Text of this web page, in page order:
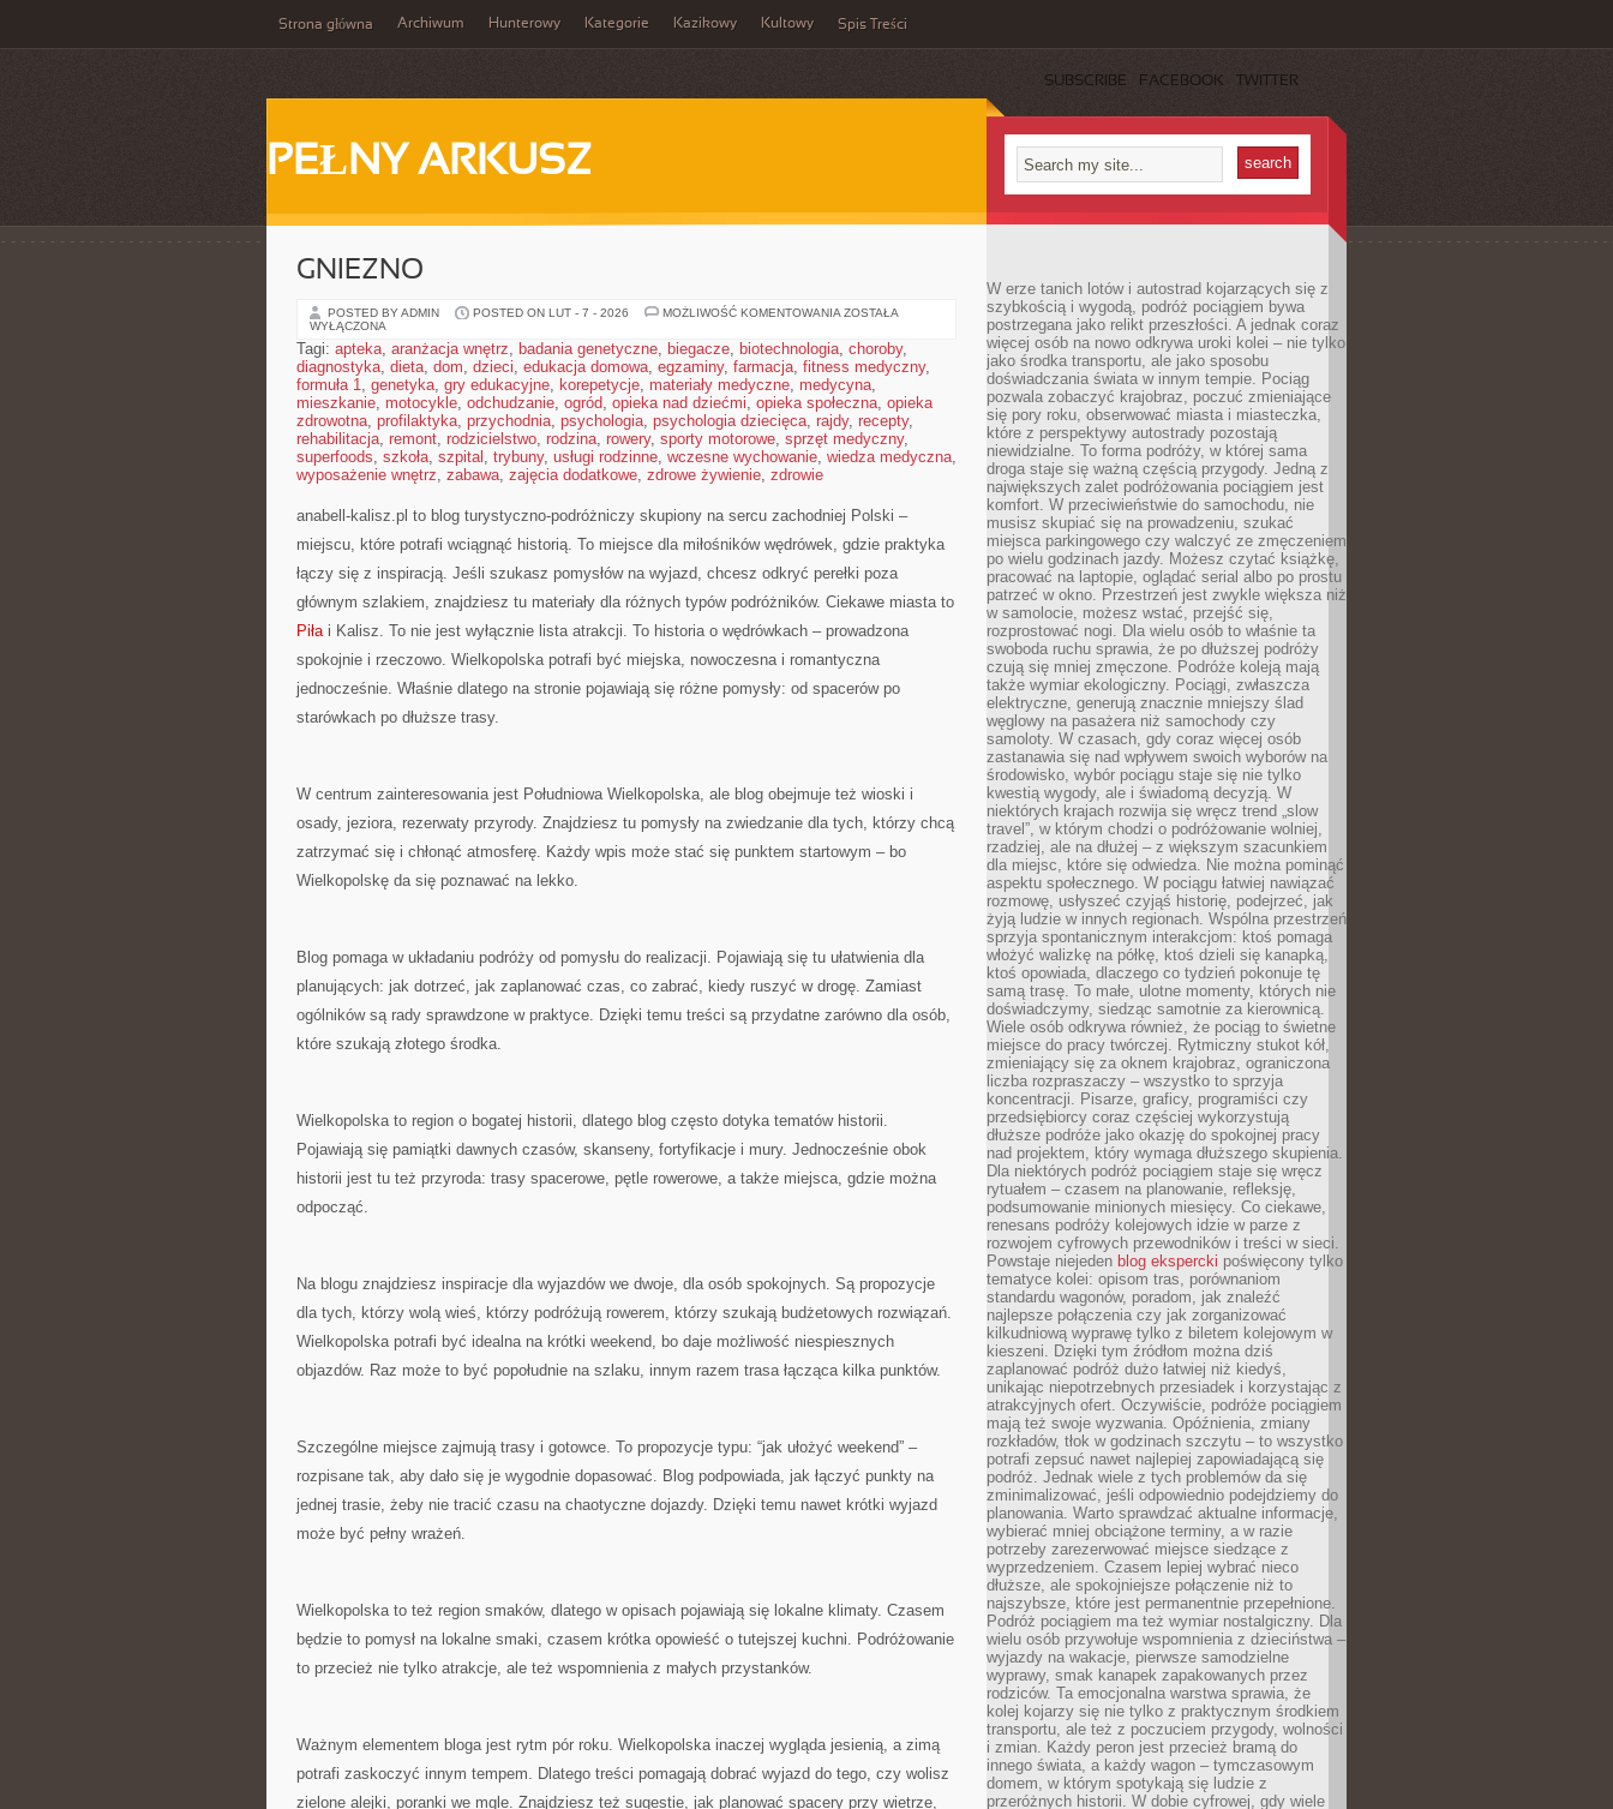
Strona główna Archiwum Hunterowy Kategorie Kazikowy Kultowy Spis Treści
SUBSCRIBE FACEBOOK TWITTER
PEŁNY ARKUSZ
GNIEZNO
POSTED BY ADMIN POSTED ON LUT - 7 - 2026 MOŻLIWOŚĆ KOMENTOWANIA GNIEZNO
ZOSTAŁA
WYŁĄCZONA
Tagi: apteka, aranżacja wnętrz, badania genetyczne, biegacze, biotechnologia, choroby,
diagnostyka, dieta, dom, dzieci, edukacja domowa, egzaminy, farmacja, fitness medyczny,
formuła 1, genetyka, gry edukacyjne, korepetycje, materiały medyczne, medycyna,
mieszkanie, motocykle, odchudzanie, ogród, opieka nad dziećmi, opieka społeczna, opieka
zdrowotna, profilaktyka, przychodnia, psychologia, psychologia dziecięca, rajdy, recepty,
rehabilitacja, remont, rodzicielstwo, rodzina, rowery, sporty motorowe, sprzęt medyczny,
superfoods, szkoła, szpital , trybuny, usługi rodzinne, wczesne wychowanie, wiedza medyczna,
wyposażenie wnętrz, zabawa, zajęcia dodatkowe, zdrowe żywienie, zdrowie
anabell-kalisz.pl to blog turystyczno-podróżniczy skupiony na sercu zachodniej Polski –
miejscu, które potrafi wciągnąć historią. To miejsce dla miłośników wędrówek, gdzie praktyka
łączy się z inspiracją. Jeśli szukasz pomysłów na wyjazd, chcesz odkryć perełki poza
głównym szlakiem, znajdziesz tu materiały dla różnych typów podróżników. Ciekawe miasta to
Piłai Kalisz. To nie jest wyłącznie lista atrakcji. To historia o wędrówkach – prowadzona
spokojnie i rzeczowo. Wielkopolska potrafi być miejska, nowoczesna i romantyczna
jednocześnie. Właśnie dlatego na stronie pojawiają się różne pomysły: od spacerów po
starówkach po dłuższe trasy.
W centrum zainteresowania jest Południowa Wielkopolska, ale blog obejmuje też wioski i
osady, jeziora, rezerwaty przyrody. Znajdziesz tu pomysły na zwiedzanie dla tych, którzy chcą
zatrzymać się i chłonąć atmosferę. Każdy wpis może stać się punktem startowym – bo
Wielkopolskę da się poznawać na lekko.
Blog pomaga w układaniu podróży od pomysłu do realizacji. Pojawiają się tu ułatwienia dla
planujących: jak dotrzeć, jak zaplanować czas, co zabrać, kiedy ruszyć w drogę. Zamiast
ogólników są rady sprawdzone w praktyce. Dzięki temu treści są przydatne zarówno dla osób,
które szukają złotego środka.
Wielkopolska to region o bogatej historii, dlatego blog często dotyka tematów historii.
Pojawiają się pamiątki dawnych czasów, skanseny, fortyfikacje i mury. Jednocześnie obok
historii jest tu też przyroda: trasy spacerowe, pętle rowerowe, a także miejsca, gdzie można
odpocząć.
Na blogu znajdziesz inspiracje dla wyjazdów we dwoje, dla osób spokojnych. Są propozycje
dla tych, którzy wolą wieś, którzy podróżują rowerem, którzy szukają budżetowych rozwiązań.
Wielkopolska potrafi być idealna na krótki weekend, bo daje możliwość niespiesznych
objazdów. Raz może to być popołudnie na szlaku, innym razem trasa łącząca kilka punktów.
Szczególne miejsce zajmują trasy i gotowce. To propozycje typu: “jak ułożyć weekend” –
rozpisane tak, aby dało się je wygodnie dopasować. Blog podpowiada, jak łączyć punkty na
jednej trasie, żeby nie tracić czasu na chaotyczne dojazdy. Dzięki temu nawet krótki wyjazd
może być pełny wrażeń.
Wielkopolska to też region smaków, dlatego w opisach pojawiają się lokalne klimaty. Czasem
będzie to pomysł na lokalne smaki, czasem krótka opowieść o tutejszej kuchni. Podróżowanie
to przecież nie tylko atrakcje, ale też wspomnienia z małych przystanków.
Ważnym elementem bloga jest rytm pór roku. Wielkopolska inaczej wygląda jesienią, a zimą
potrafi zaskoczyć innym tempem. Dlatego treści pomagają dobrać wyjazd do tego, czy wolisz
zielone alejki, poranki we mgle. Znajdziesz też sugestie, jak planować spacery przy wietrze,
W erze tanich lotów i autostrad kojarzących się z
szybkością i wygodą, podróż pociągiem bywa
postrzegana jako relikt przeszłości. A jednak coraz
więcej osób na nowo odkrywa uroki kolei – nie tylko
jako środka transportu, ale jako sposobu
doświadczania świata w innym tempie. Pociąg
pozwala zobaczyć krajobraz, poczuć zmieniające
się pory roku, obserwować miasta i miasteczka,
które z perspektywy autostrady pozostają
niewidzialne. To forma podróży, w której sama
droga staje się ważną częścią przygody. Jedną z
największych zalet podróżowania pociągiem jest
komfort. W przeciwieństwie do samochodu, nie
musisz skupiać się na prowadzeniu, szukać
miejsca parkingowego czy walczyć ze zmęczeniem
po wielu godzinach jazdy. Możesz czytać książkę,
pracować na laptopie, oglądać serial albo po prostu
patrzeć w okno. Przestrzeń jest zwykle większa niż
w samolocie, możesz wstać, przejść się,
rozprostować nogi. Dla wielu osób to właśnie ta
swoboda ruchu sprawia, że po dłuższej podróży
czują się mniej zmęczone. Podróże koleją mają
także wymiar ekologiczny. Pociągi, zwłaszcza
elektryczne, generują znacznie mniejszy ślad
węglowy na pasażera niż samochody czy
samoloty. W czasach, gdy coraz więcej osób
zastanawia się nad wpływem swoich wyborów na
środowisko, wybór pociągu staje się nie tylko
kwestią wygody, ale i świadomą decyzją. W
niektórych krajach rozwija się wręcz trend „slow
travel”, w którym chodzi o podróżowanie wolniej,
rzadziej, ale na dłużej – z większym szacunkiem
dla miejsc, które się odwiedza. Nie można pominąć
aspektu społecznego. W pociągu łatwiej nawiązać
rozmowę, usłyszeć czyjąś historię, podejrzeć, jak
żyją ludzie w innych regionach. Wspólna przestrzeń
sprzyja spontanicznym interakcjom: ktoś pomaga
włożyć walizkę na półkę, ktoś dzieli się kanapką,
ktoś opowiada, dlaczego co tydzień pokonuje tę
samą trasę. To małe, ulotne momenty, których nie
doświadczymy, siedząc samotnie za kierownicą.
Wiele osób odkrywa również, że pociąg to świetne
miejsce do pracy twórczej. Rytmiczny stukot kół,
zmieniający się za oknem krajobraz, ograniczona
liczba rozpraszaczy – wszystko to sprzyja
koncentracji. Pisarze, graficy, programiści czy
przedsiębiorcy coraz częściej wykorzystują
dłuższe podróże jako okazję do spokojnej pracy
nad projektem, który wymaga dłuższego skupienia.
Dla niektórych podróż pociągiem staje się wręcz
rytuałem – czasem na planowanie, refleksję,
podsumowanie minionych miesięcy. Co ciekawe,
renesans podróży kolejowych idzie w parze z
rozwojem cyfrowych przewodników i treści w sieci.
Powstaje niejeden blog ekspercki poświęcony tylko
tematyce kolei: opisom tras, porównaniom
standardu wagonów, poradom, jak znaleźć
najlepsze połączenia czy jak zorganizować
kilkudniową wyprawę tylko z biletem kolejowym w
kieszeni. Dzięki tym źródłom można dziś
zaplanować podróż dużo łatwiej niż kiedyś,
unikając niepotrzebnych przesiadek i korzystając z
atrakcyjnych ofert. Oczywiście, podróże pociągiem
mają też swoje wyzwania. Opóźnienia, zmiany
rozkładów, tłok w godzinach szczytu – to wszystko
potrafi zepsuć nawet najlepiej zapowiadającą się
podróż. Jednak wiele z tych problemów da się
zminimalizować, jeśli odpowiednio podejdziemy do
planowania. Warto sprawdzać aktualne informacje,
wybierać mniej obciążone terminy, a w razie
potrzeby zarezerwować miejsce siedzące z
wyprzedzeniem. Czasem lepiej wybrać nieco
dłuższe, ale spokojniejsze połączenie niż to
najszybsze, które jest permanentnie przepełnione.
Podróż pociągiem ma też wymiar nostalgiczny. Dla
wielu osób przywołuje wspomnienia z dzieciństwa –
wyjazdy na wakacje, pierwsze samodzielne
wyprawy, smak kanapek zapakowanych przez
rodziców. Ta emocjonalna warstwa sprawia, że
kolej kojarzy się nie tylko z praktycznym środkiem
transportu, ale też z poczuciem przygody, wolności
i zmian. Każdy peron jest przecież bramą do
innego świata, a każdy wagon – tymczasowym
domem, w którym spotykają się ludzie z
przeróżnych historii. W dobie cyfrowej, gdy wiele